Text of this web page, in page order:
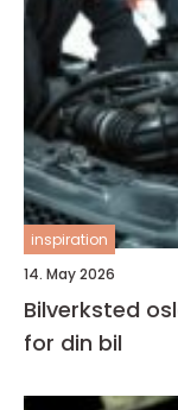
inspiration
14. May 2026
Bilverksted
for din bil